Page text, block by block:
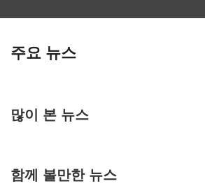
주요 뉴스
많이 본 뉴스
함께 볼만한 뉴스